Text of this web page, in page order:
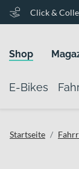
Click &
Shop
E-Bikes
Startseite